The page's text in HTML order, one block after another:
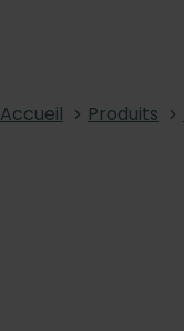
Accueil Produits